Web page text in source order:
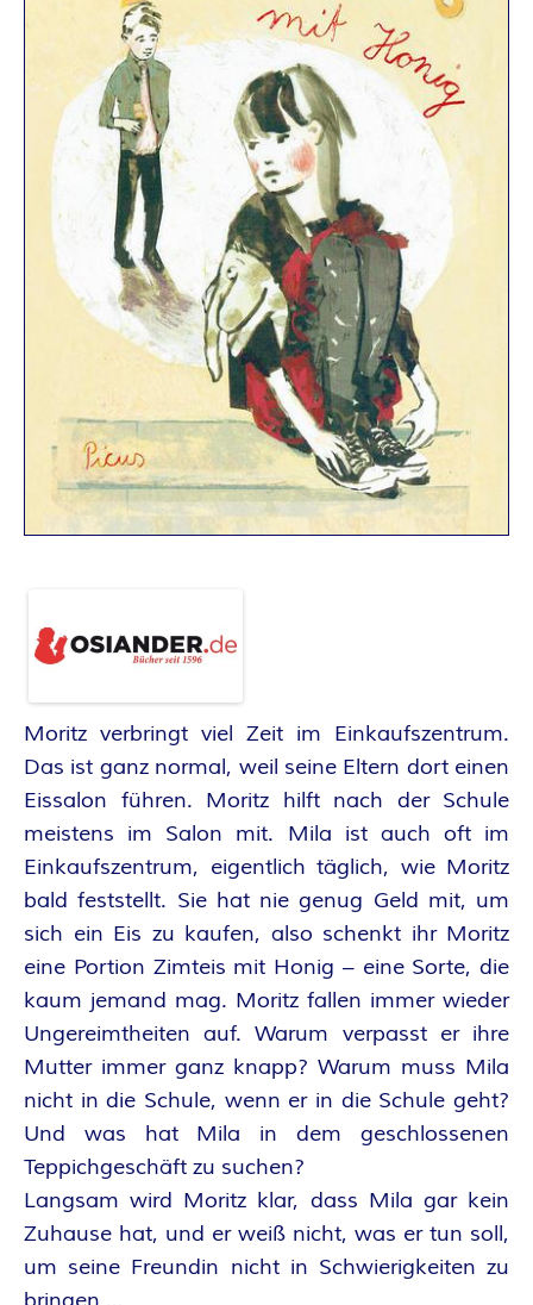
K
E
L
–
D
R
F
A
N
T
A
S
Y
A
U
T
O
R
:
I
Moritz verbringt viel Zeit im Einkaufszentrum.
Das ist ganz normal, weil seine Eltern dort einen
Eissalon führen. Moritz hilft nach der Schule
meistens im Salon mit. Mila ist auch oft im
Einkaufszentrum, eigentlich täglich, wie Moritz
bald feststellt. Sie hat nie genug Geld mit, um
sich ein Eis zu kaufen, also schenkt ihr Moritz
eine Portion Zimteis mit Honig – eine Sorte, die
kaum jemand mag. Moritz fallen immer wieder
Ungereimtheiten auf. Warum verpasst er ihre
Mutter immer ganz knapp? Warum muss Mila
nicht in die Schule, wenn er in die Schule geht?
Und was hat Mila in dem geschlossenen
Teppichgeschäft zu suchen?
Langsam wird Moritz klar, dass Mila gar kein
Zuhause hat, und er weiß nicht, was er tun soll,
um seine Freundin nicht in Schwierigkeiten zu